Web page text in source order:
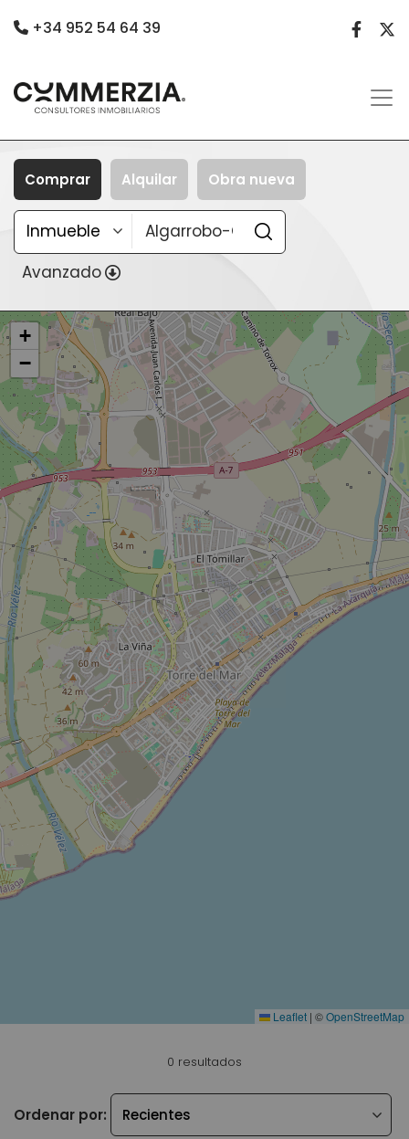
+34 952 54 64 39
Comprar Alquilar Obra nueva
Avanzado
+
−
Leaflet | ©OpenStreetMap
0 resultados
Ordenar por: